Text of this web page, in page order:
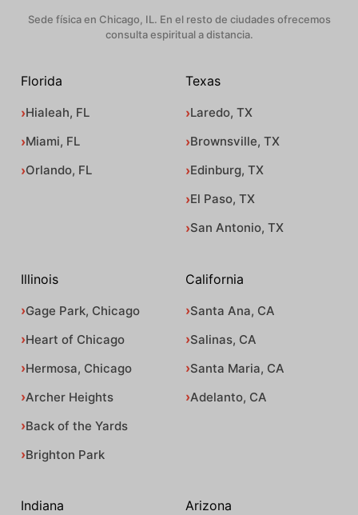
Sede física en Chicago, IL. En el resto de ciudades ofrecemos
consulta espiritual a distancia.
Florida
Hialeah, FL
Miami, FL
Orlando, FL
Texas
Laredo, TX
Brownsville, TX
Edinburg, TX
El Paso, TX
San Antonio, TX
Illinois
Gage Park, Chicago
Heart of Chicago
Hermosa, Chicago
Archer Heights
Back of the Yards
Brighton Park
California
Santa Ana, CA
Salinas, CA
Santa Maria, CA
Adelanto, CA
Indiana Arizona